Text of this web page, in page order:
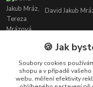
David Jakub
info@bylinky-maya.cz
🍪 Jak
Soubory cookies
shopu a v případě
webu, měření efektivity